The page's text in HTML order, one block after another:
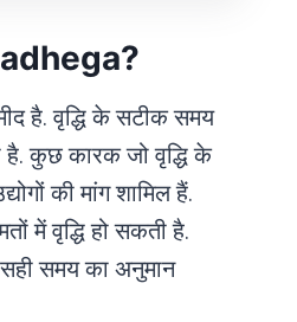
है. वृद्धि के सटीक समय
है. कुछ कारक जो वृद्धि के
की मांग शामिल हैं.
में वृद्धि हो सकती है.
समय का अनुमान